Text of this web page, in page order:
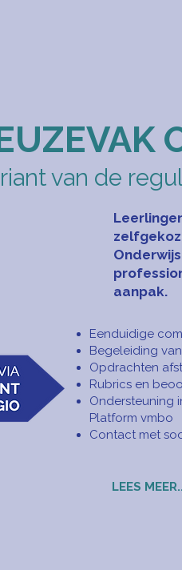
van de
aanpak.
Eenduidige
Begeleiding
Opdrachten
Rubrics en
Ondersteuning
Platform vmbo
Contact met
LEES